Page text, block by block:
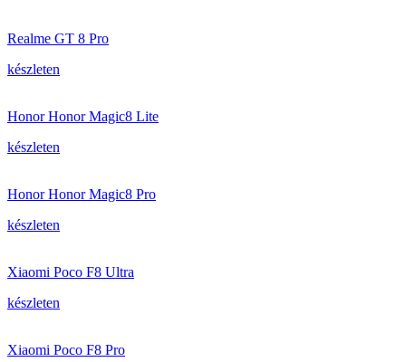
Realme GT 8 Pro
készleten
Honor Honor Magic8 Lite
készleten
Honor Honor Magic8 Pro
készleten
Xiaomi Poco F8 Ultra
készleten
Xiaomi Poco F8 Pro